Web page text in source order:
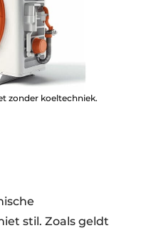
zonder koeltechniek.
stil. Zoals geldt